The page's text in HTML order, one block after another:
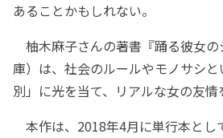
あることかもしれない。
柚木麻子さんの著書『踊る彼女
庫）は、社会のルールやモノサシ
別」に光を当て、リアルな女の友情
本作は、2018年4月に単行本とし